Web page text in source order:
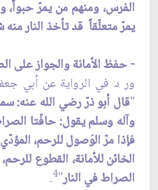
الفرس، ومنهم من يمرّ حبواً،
يمرّ متعلّقاً قد تأخذ النار
- حفظ الأمانة والجواز على
ور د في الرواية عن أبي
"قال أبو ذرّ رضي الله عنه:
وآله وسلم يقول: حافّتا
فإذا مرّ الوَصول للرحم،
الخائن للأمانة، القطوع
الصراط في النار"
4
.